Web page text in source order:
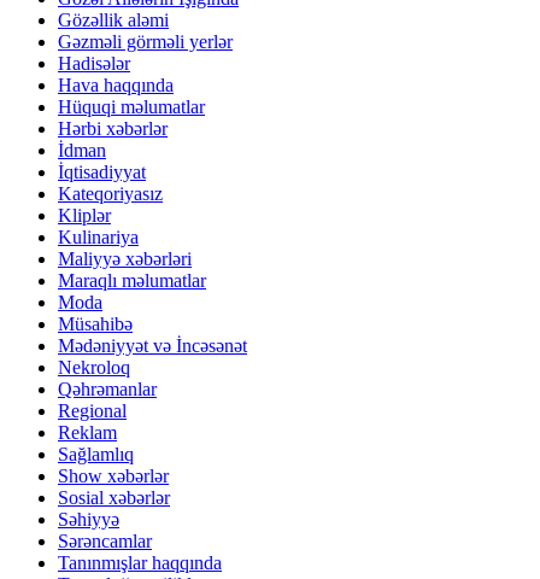
Gözəllik aləmi
Gəzməli görməli yerlər
Hadisələr
Hava haqqında
Hüquqi məlumatlar
Hərbi xəbərlər
İdman
İqtisadiyyat
Kateqoriyasız
Kliplər
Kulinariya
Maliyyə xəbərləri
Maraqlı məlumatlar
Moda
Müsahibə
Mədəniyyət və İncəsənət
Nekroloq
Qəhrəmanlar
Regional
Reklam
Sağlamlıq
Show xəbərlər
Sosial xəbərlər
Səhiyyə
Sərəncamlar
Tanınmışlar haqqında